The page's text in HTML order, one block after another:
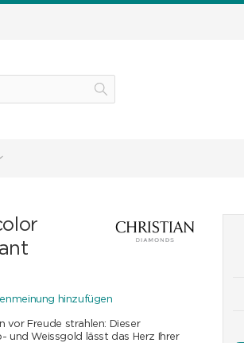
hinzufügen
vor Freude strahlen: Dieser
und Weissgold lässt das Herz Ihrer